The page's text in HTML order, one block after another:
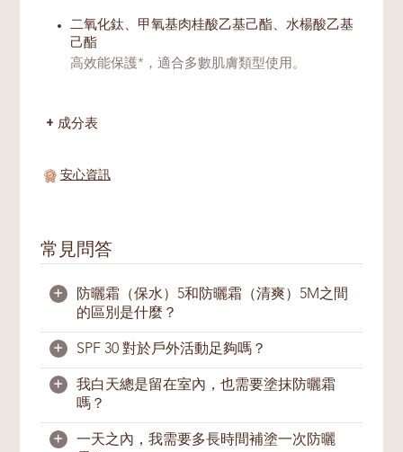
二氧化鈦、甲氧基肉桂酸乙基己酯、水楊酸乙基
己酯
高效能保護*，適合多數肌膚類型使用。
成分表
安心資訊
常見問答
+
防曬霜（保水）5和防曬霜（清爽）5M之間
的區別是什麼？
防曬霜（保水）5給予肌膚自然光澤、均勻透
亮；防曬霜（清爽）5M
則幫助控製油光，保
持肌膚清爽啞光，更適合油性肌膚。
防晒霜（保水）5具有SPF30 PA+++的防曬指
數，防晒霜（清爽）5M則爲SPF30 PA++的防
+ SPF 30 對於戶外活動足夠嗎？
足夠。一般上，塗抹足夠的SPF30防曬產品足
以為肌膚提供戶外活動所需的紫外線防護。我
們建議您在出外前15分鐘就塗上防曬產品。
如果您需要直接暴晒在陽光下，我們建議您至
+
我白天總是留在室內，也需要塗抹防曬霜
嗎？
+
一天之內，我需要多長時間補塗一次防曬